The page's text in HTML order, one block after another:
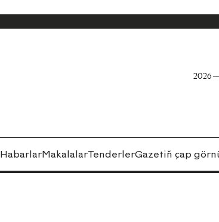
2026 —
HabarlarMakalalarTenderlerGazetiň çap